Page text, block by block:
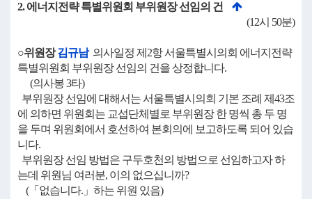
2. 에너지전략 특별위원회 부위원장 선임의 건
(12시 50분)
○위원장김규남의사일정 제2항 서울특별시의회 에너지전략
특별위원회 부위원장 선임의 건을 상정합니다.
(의사봉 3타)
부위원장 선임에 대해서는 서울특별시의회 기본 조례 제43조
에 의하면 위원회는 교섭단체별로 부위원장 한 명씩 총 두 명
을 두며 위원회에서 호선하여 본회의에 보고하도록 되어 있습
니다.
부위원장 선임 방법은 구두호천의 방법으로 선임하고자 하
는데 위원님 여러분, 이의 없으십니까?
(「없습니다.」하는 위원 있음)